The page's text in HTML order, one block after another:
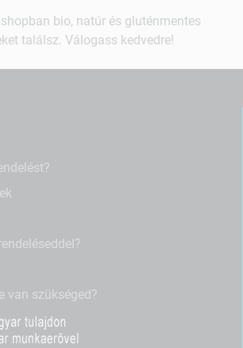
bio, natúr és gluténmentes
találsz. Válogass kedvedre!
van szükséged?